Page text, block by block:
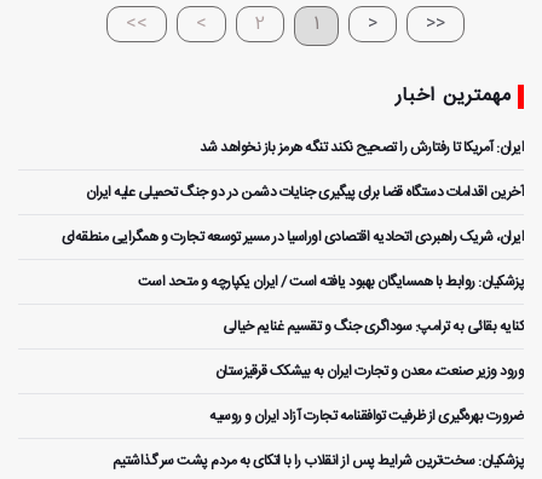
<<
<
1
2
>
>>
مهمترین اخبار
ایران: آمریکا تا رفتارش را تصحیح نکند تنگه هرمز باز نخواهد شد
آخرین اقدامات دستگاه قضا برای پیگیری جنایات دشمن در دو جنگ تحمیلی علیه ایران
ایران، شریک راهبردی اتحادیه اقتصادی اوراسیا در مسیر توسعه تجارت و همگرایی منطقه‌ای
پزشکیان: روابط با همسایگان بهبود یافته است / ایران یکپارچه و متحد است
کنایه بقائی به ترامپ: سوداگری جنگ و تقسیم غنایم خیالی
ورود وزیر صنعت، معدن و تجارت ایران به بیشکک قرقیزستان
ضرورت بهره‌گیری از ظرفیت توافقنامه تجارت آزاد ایران و روسیه
پزشکیان: سخت‌ترین شرایط پس از انقلاب را با اتکای به مردم پشت سر گذاشتیم